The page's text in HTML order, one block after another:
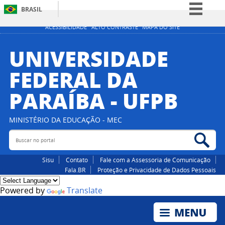
ACESSIBILIDADE ALTO CONTRASTE MAPA DO SITE
BRASIL
Simplifique!
Participe
Acesso à informação
Canais
UNIVERSIDADE
FEDERAL DA
PARAÍBA - UFPB
MINISTÉRIO DA EDUCAÇÃO - MEC
Buscar no portal
Sisu Contato
Fale com a Assessoria de Comunicação
Fala.BR
Proteção e Privacidade de Dados Pessoais
Powered by Translate